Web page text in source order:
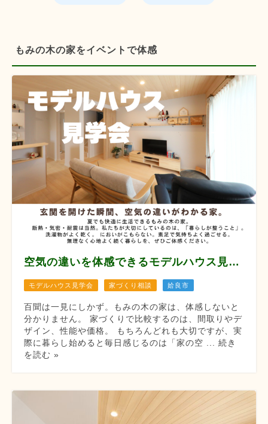
もみの木の家をイベントで体感
空気の違いを体感できるモデルハウス見学会 【8月12/13/14/22/23/29/30】
モデルハウス見学会 家づくり相談 姶良市
百聞は一見にしかず。もみの木の家は、体感しないと
分かりません。 家づくりで比較するのは、間取りやデ
ザイン、性能や価格。 もちろんどれも大切ですが、実
際に暮らし始めると毎日感じるのは「家の空 ... 続き
を読む »